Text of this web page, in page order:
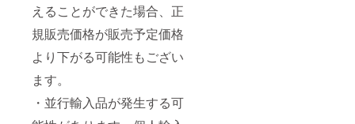
えることができた場合、正
規販売価格が販売予定価格
より下がる可能性もござい
ます。
・並行輸入品が発生する可